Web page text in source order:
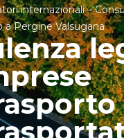
internazionali –
a Pergine Valsugana